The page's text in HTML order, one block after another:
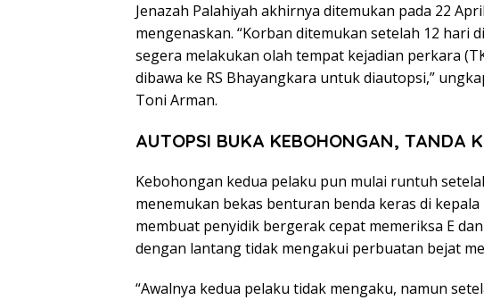
Jenazah Palahiyah akhirnya ditemukan pada 22
mengenaskan. “Korban ditemukan setelah 12 hari
segera melakukan olah tempat kejadian perkara
dibawa ke RS Bhayangkara untuk diautopsi,”
Toni Arman.
AUTOPSI BUKA KEBOHONGAN, TANDA
Kebohongan kedua pelaku pun mulai runtuh
menemukan bekas benturan benda keras di
membuat penyidik bergerak cepat memeriksa E
dengan lantang tidak mengakui perbuatan bejat
“Awalnya kedua pelaku tidak mengaku, namun